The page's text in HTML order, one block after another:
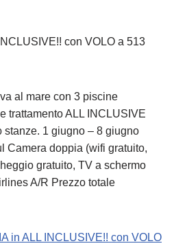
con VOLO a 513
al mare con 3 piscine
trattamento ALL INCLUSIVE
stanze. 1 giugno – 8 giugno
Camera doppia (wifi gratuito,
gratuito, TV a schermo
A/R Prezzo totale
in ALL INCLUSIVE!! con VOLO